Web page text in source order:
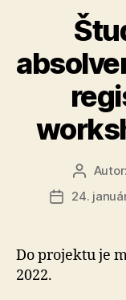
Autor
článku
Autor:
Dátum
24.
Do projektu je
2022.